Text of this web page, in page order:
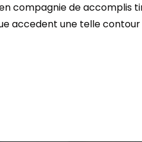
compagnie de accomplis
une telle